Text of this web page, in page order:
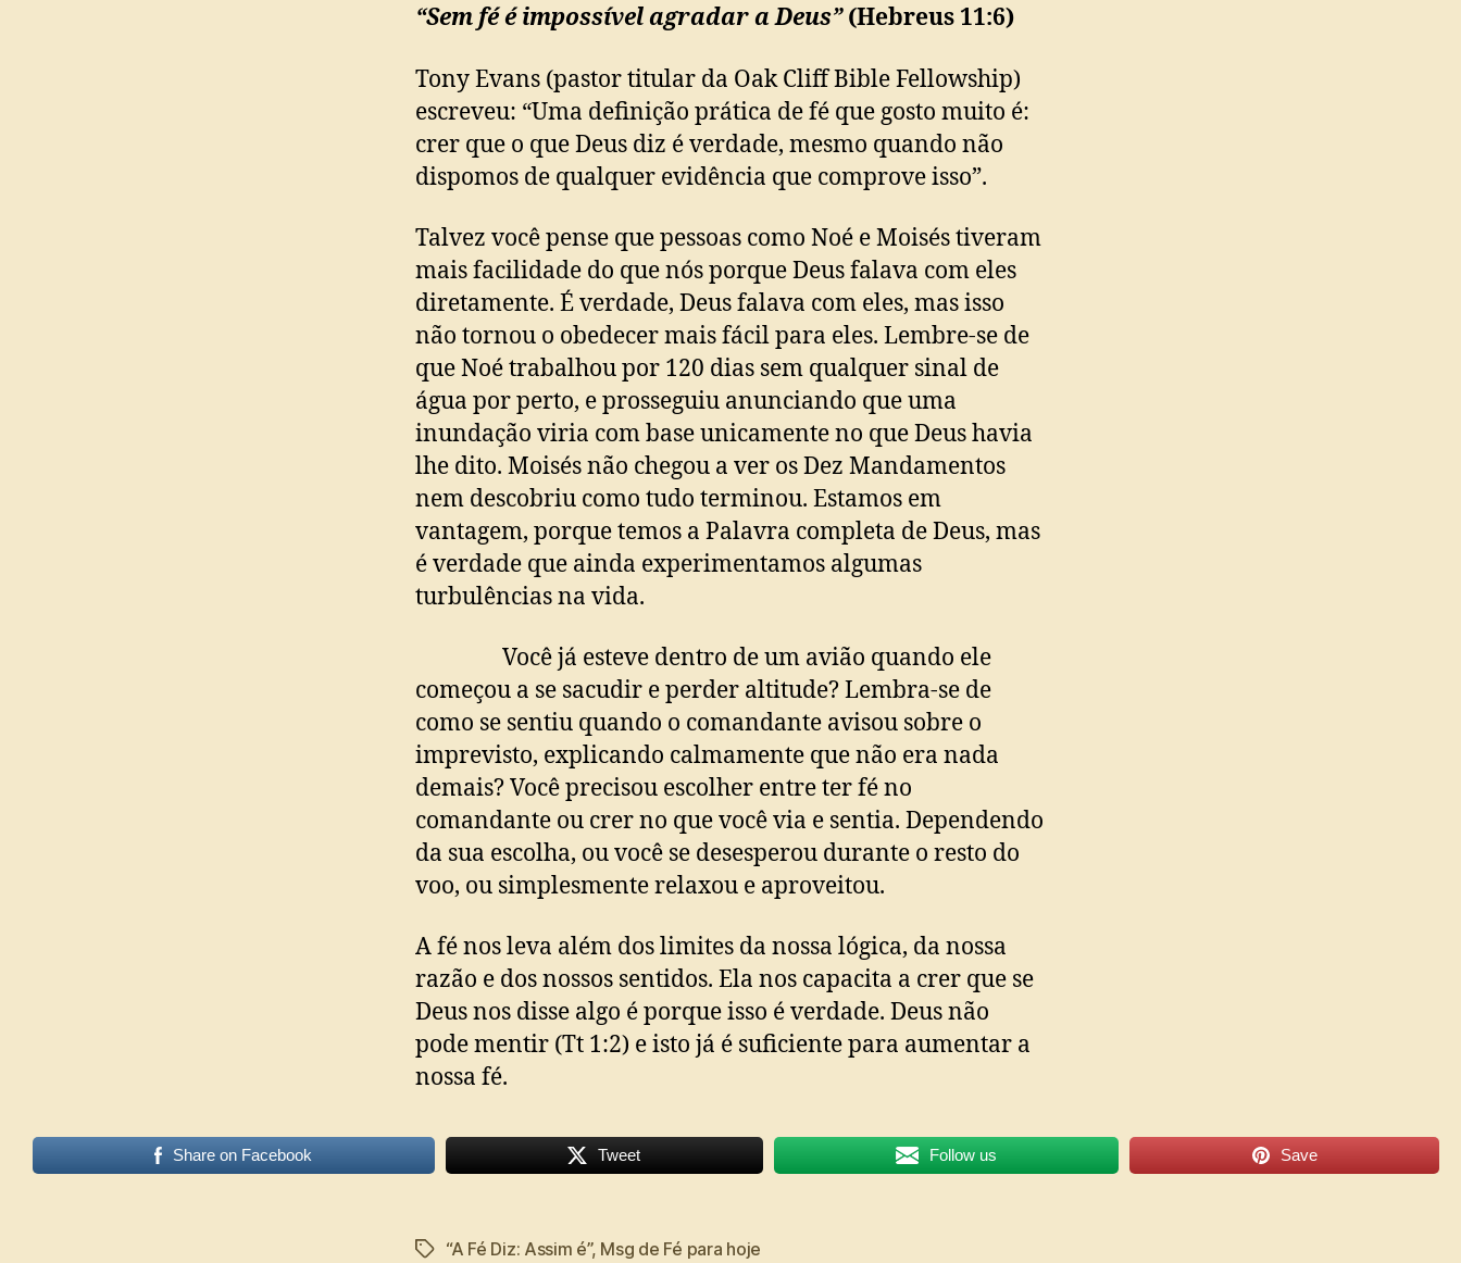
“Sem fé é impossível agradar a Deus” (Hebreus 11:6)
Tony Evans (pastor titular da Oak Cliff Bible Fellowship)
escreveu: “Uma definição prática de fé que gosto muito é:
crer que o que Deus diz é verdade, mesmo quando não
dispomos de qualquer evidência que comprove isso”.
Talvez você pense que pessoas como Noé e Moisés tiveram
mais facilidade do que nós porque Deus falava com eles
diretamente. É verdade, Deus falava com eles, mas isso
não tornou o obedecer mais fácil para eles. Lembre-se de
que Noé trabalhou por 120 dias sem qualquer sinal de
água por perto, e prosseguiu anunciando que uma
inundação viria com base unicamente no que Deus havia
lhe dito. Moisés não chegou a ver os Dez Mandamentos
nem descobriu como tudo terminou. Estamos em
vantagem, porque temos a Palavra completa de Deus, mas
é verdade que ainda experimentamos algumas
turbulências na vida.
Você já esteve dentro de um avião quando ele
começou a se sacudir e perder altitude? Lembra-se de
como se sentiu quando o comandante avisou sobre o
imprevisto, explicando calmamente que não era nada
demais? Você precisou escolher entre ter fé no
comandante ou crer no que você via e sentia. Dependendo
da sua escolha, ou você se desesperou durante o resto do
voo, ou simplesmente relaxou e aproveitou.
A fé nos leva além dos limites da nossa lógica, da nossa
razão e dos nossos sentidos. Ela nos capacita a crer que se
Deus nos disse algo é porque isso é verdade. Deus não
pode mentir (Tt 1:2) e isto já é suficiente para aumentar a
nossa fé.
Share on Facebook Tweet Follow us Save
Tags“A Fé Diz: Assim é”, Msg de Fé para hoje